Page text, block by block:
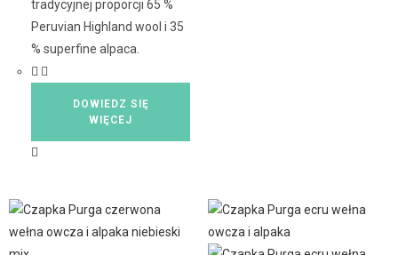
tradycyjnej proporcji 65 %
Peruvian Highland wool i 35
% superfine alpaca.
DOWIEDZ SIĘ
WIĘCEJ